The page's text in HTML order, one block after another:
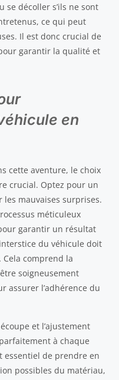
se décoller s’ils ne sont
ce qui peut
Il est donc crucial de
garantir la qualité et
en
cette aventure, le choix
crucial. Optez pour un
mauvaises surprises.
méticuleux
garantir un résultat
du véhicule doit
comprend la
soigneusement
assurer l’adhérence du
et l’ajustement
à chaque
essentiel de prendre en
possibles du matériau,